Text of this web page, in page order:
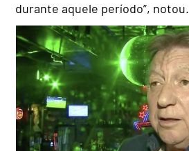
durante aquele período”, notou.